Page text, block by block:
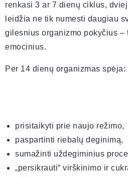
renkasi 3 ar 7 dienų ciklus,
leidžia ne tik numesti daugiau
gilesnius organizmo pokyčius –
emocinius.
Per 14 dienų organizmas spėja:
prisitaikyti prie naujo režimo,
paspartinti riebalų deginimą,
sumažinti uždegiminius
„persikrauti“ virškinimo ir